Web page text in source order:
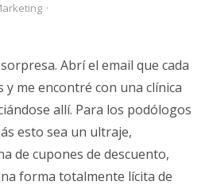
·
Abrí el email que cada
y me encontré con una clínica
allí. Para los podólogos
esto sea un ultraje,
de cupones de descuento,
forma totalmente lícita de